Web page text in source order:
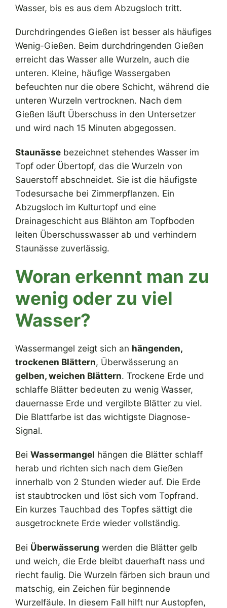
Wasser, bis es aus dem Abzugsloch tritt.
Durchdringendes Gießen ist besser als häufiges
Wenig-Gießen. Beim durchdringenden Gießen
erreicht das Wasser alle Wurzeln, auch die
unteren. Kleine, häufige Wassergaben
befeuchten nur die obere Schicht, während die
unteren Wurzeln vertrocknen. Nach dem
Gießen läuft Überschuss in den Untersetzer
und wird nach 15 Minuten abgegossen.
Staunässe bezeichnet stehendes Wasser im
Topf oder Übertopf, das die Wurzeln von
Sauerstoff abschneidet. Sie ist die häufigste
Todesursache bei Zimmerpflanzen. Ein
Abzugsloch im Kulturtopf und eine
Drainageschicht aus Blähton am Topfboden
leiten Überschusswasser ab und verhindern
Staunässe zuverlässig.
Woran erkennt man zu
wenig oder zu viel
Wasser?
Wassermangel zeigt sich an hängenden,
trockenen Blättern, Überwässerung an
gelben, weichen Blättern. Trockene Erde und
schlaffe Blätter bedeuten zu wenig Wasser,
dauernasse Erde und vergilbte Blätter zu viel.
Die Blattfarbe ist das wichtigste Diagnose-
Signal.
Bei Wassermangel hängen die Blätter schlaff
herab und richten sich nach dem Gießen
innerhalb von 2 Stunden wieder auf. Die Erde
ist staubtrocken und löst sich vom Topfrand.
Ein kurzes Tauchbad des Topfes sättigt die
ausgetrocknete Erde wieder vollständig.
Bei Überwässerung werden die Blätter gelb
und weich, die Erde bleibt dauerhaft nass und
riecht faulig. Die Wurzeln färben sich braun und
matschig, ein Zeichen für beginnende
Wurzelfäule. In diesem Fall hilft nur Austopfen,